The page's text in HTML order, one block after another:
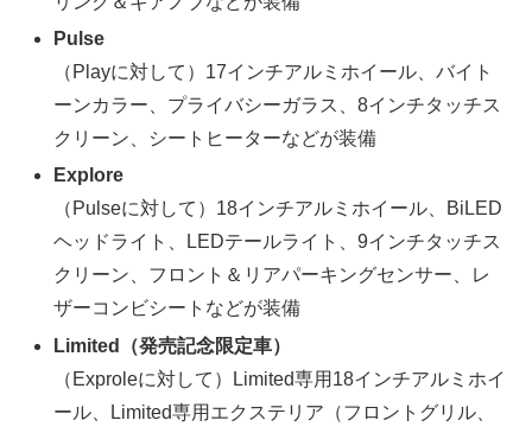
Pulse
（Playに対して）17インチアルミホイール、バイト
ーンカラー、プライバシーガラス、8インチタッチス
クリーン、シートヒーターなどが装備
Explore
（Pulseに対して）18インチアルミホイール、BiLED
ヘッドライト、LEDテールライト、9インチタッチス
クリーン、フロント＆リアパーキングセンサー、レ
ザーコンビシートなどが装備
Limited（発売記念限定車）
（Exproleに対して）Limited専用18インチアルミホイ
ール、Limited専用エクステリア（フロントグリル、